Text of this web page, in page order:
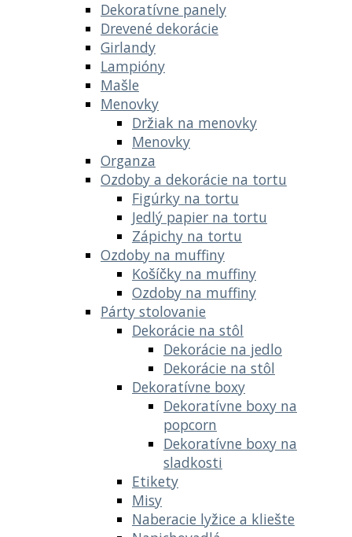
Dekoratívne panely
Drevené dekorácie
Girlandy
Lampióny
Mašle
Menovky
Držiak na menovky
Menovky
Organza
Ozdoby a dekorácie na tortu
Figúrky na tortu
Jedlý papier na tortu
Zápichy na tortu
Ozdoby na muffiny
Košíčky na muffiny
Ozdoby na muffiny
Párty stolovanie
Dekorácie na stôl
Dekorácie na jedlo
Dekorácie na stôl
Dekoratívne boxy
Dekoratívne boxy na
popcorn
Dekoratívne boxy na
sladkosti
Etikety
Misy
Naberacie lyžice a kliešte